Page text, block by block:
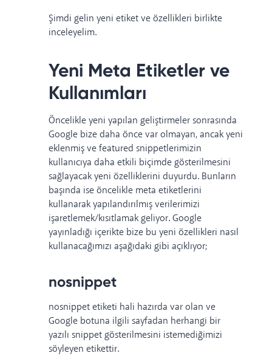
Şimdi gelin yeni etiket ve özellikleri birlikte
inceleyelim.
Yeni Meta Etiketler ve
Kullanımları
Öncelikle yeni yapılan geliştirmeler sonrasında
Google bize daha önce var olmayan, ancak yeni
eklenmiş ve featured snippetlerimizin
kullanıcıya daha etkili biçimde gösterilmesini
sağlayacak yeni özelliklerini duyurdu. Bunların
başında ise öncelikle meta etiketlerini
kullanarak yapılandırılmış verilerimizi
işaretlemek/kısıtlamak geliyor.Google
yayınladığı içerikte bize bu yeni özellikleri nasıl
kullanacağımızı aşağıdaki gibi açıklıyor;
nosnippet
nosnippet etiketi hali hazırda var olan ve
Google botuna ilgili sayfadan herhangi bir
yazılı snippet gösterilmesini istemediğimizi
söyleyen etikettir.